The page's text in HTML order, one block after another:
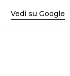
Vedi su Google